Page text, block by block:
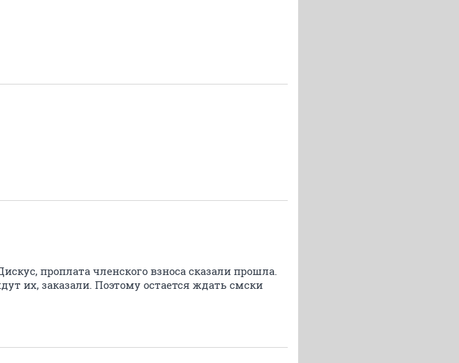
проплата членского взноса сказали прошла.
их, заказали. Поэтому остается ждать смски